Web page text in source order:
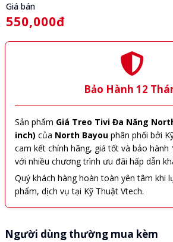
Giá bán
550,000đ
Bảo Hành 12
Sản phẩm Giá Treo Tivi Đa Năng
inch) của North Bayou phân phối bởi
cam kết chính hãng, giá tốt và bảo hành
với nhiều chương trình ưu đãi hấp dẫn
Quý khách hàng hoàn toàn yên tâm khi
phẩm, dịch vụ tại Kỹ Thuật Vtech.
Người dùng thường mua kèm